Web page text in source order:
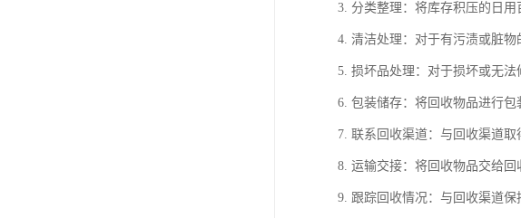
3. 分类整理：将库存积压的日用
4. 清洁处理：对于有污渍或脏物
5. 损坏品处理：对于损坏或无
6. 包装储存：将回收物品进行包
7. 联系回收渠道：与回收渠道取
8. 运输交接：将回收物品交给回
9. 跟踪回收情况：与回收渠道保